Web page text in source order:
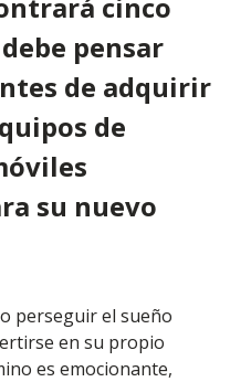
pensar
de adquirir
de
su nuevo
perseguir el sueño
en su propio
es emocionante,